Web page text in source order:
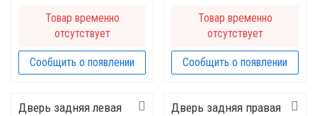
Товар временно
отсутствует
Сообщить о появлении
Товар временно
отсутствует
Сообщить о появлении
Дверь задняя левая Дверь задняя правая